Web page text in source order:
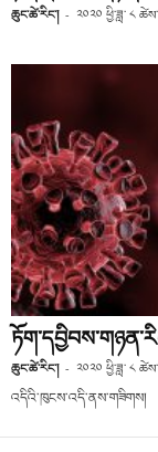
ཆུང་ཚེ་རིང་། - ༢༠༢༠ ཕྱི་ཟླ་ ༨
ཆུང་ཚེ་རིང་། - ༢༠༢༠ ཕྱི་ཟླ་ ༨
འདིའི་ཁུངས་འདི་ནས་གཟིགས།